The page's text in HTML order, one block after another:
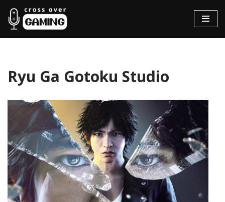
Hopp
til
Ryu Ga Gotoku Studio